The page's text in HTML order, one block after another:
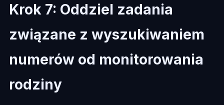
Krok 7: Oddziel zadania
związane z wyszukiwaniem
numerów od monitorowania
rodziny